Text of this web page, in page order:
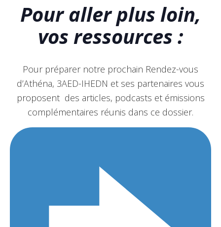
Pour aller plus loin,
vos ressources :
Pour préparer notre prochain Rendez-vous
d’Athéna, 3AED-IHEDN et ses partenaires vous
proposent des articles, podcasts et émissions
complémentaires réunis dans ce dossier.